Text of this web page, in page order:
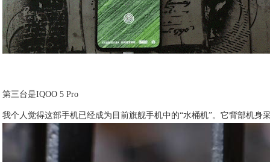
第三台是IQOO 5 Pro
我个人觉得这部手机已经成为目前旗舰手机中的“水桶机”。它背部机